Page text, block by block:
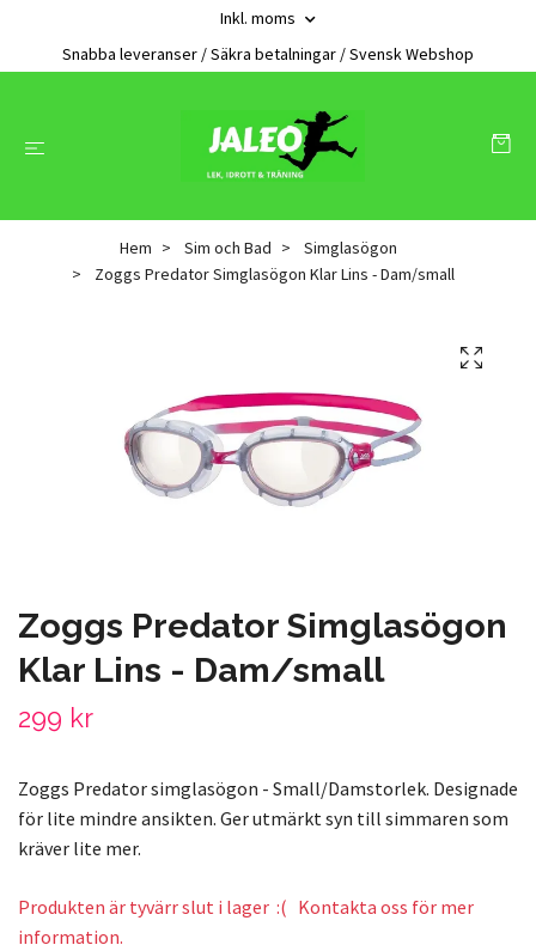
Inkl. moms
Snabba leveranser / Säkra betalningar / Svensk Webshop
Hem Sim och Bad
Simglasögon
Zoggs Predator Simglasögon Klar Lins - Dam/small
Zoggs Predator Simglasögon
Klar Lins - Dam/small
299 kr
Zoggs Predator simglasögon - Small/Damstorlek. Designade
för lite mindre ansikten. Ger utmärkt syn till simmaren som
kräver lite mer.
Produkten är tyvärr slut i lager :( Kontakta oss för mer
information.